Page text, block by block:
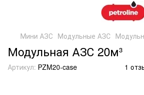
Мини АЗС Модульные АЗС
Модульная АЗС 20м³
Артикул: PZM20-case 1